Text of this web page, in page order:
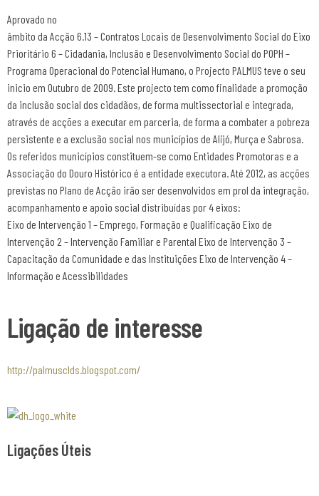
Aprovado no
âmbito da Acção 6.13 – Contratos Locais de Desenvolvimento Social do Eixo
Prioritário 6 – Cidadania, Inclusão e Desenvolvimento Social do POPH –
Programa Operacional do Potencial Humano, o Projecto PALMUS teve o seu
inicio em Outubro de 2009. Este projecto tem como finalidade a promoção
da inclusão social dos cidadãos, de forma multissectorial e integrada,
através de acções a executar em parceria, de forma a combater a pobreza
persistente e a exclusão social nos municípios de Alijó, Murça e Sabrosa.
Os referidos municípios constituem-se como Entidades Promotoras e a
Associação do Douro Histórico é a entidade executora. Até 2012, as acções
previstas no Plano de Acção irão ser desenvolvidos em prol da integração,
acompanhamento e apoio social distribuídas por 4 eixos:
Eixo de Intervenção 1 – Emprego, Formação e Qualificação Eixo de
Intervenção 2 – Intervenção Familiar e Parental Eixo de Intervenção 3 –
Capacitação da Comunidade e das Instituições Eixo de Intervenção 4 –
Informação e Acessibilidades
Ligação de interesse
http://palmusclds.blogspot.com/
Ligações Úteis